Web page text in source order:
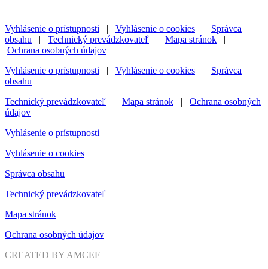
Vyhlásenie o prístupnosti | Vyhlásenie o cookies | Správca
obsahu | Technický prevádzkovateľ | Mapa stránok |
Ochrana osobných údajov
Vyhlásenie o prístupnosti | Vyhlásenie o cookies | Správca
obsahu
Technický prevádzkovateľ | Mapa stránok | Ochrana osobných
údajov
Vyhlásenie o prístupnosti
Vyhlásenie o cookies
Správca obsahu
Technický prevádzkovateľ
Mapa stránok
Ochrana osobných údajov
CREATED BY AMCEF